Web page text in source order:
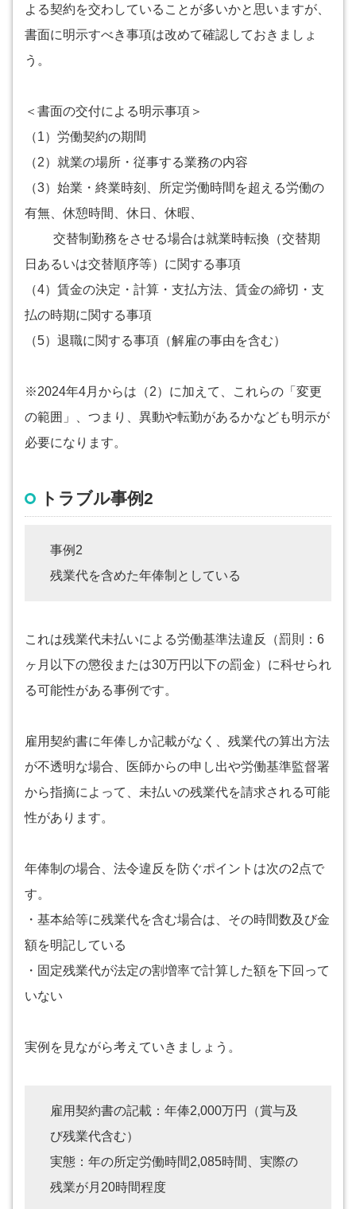
よる契約を交わしていることが多いかと思いますが、
書面に明示すべき事項は改めて確認しておきましょ
う。
＜書面の交付による明示事項＞
（1）労働契約の期間
（2）就業の場所・従事する業務の内容
（3）始業・終業時刻、所定労働時間を超える労働の
有無、休憩時間、休日、休暇、
交替制勤務をさせる場合は就業時転換（交替期
日あるいは交替順序等）に関する事項
（4）賃金の決定・計算・支払方法、賃金の締切・支
払の時期に関する事項
（5）退職に関する事項（解雇の事由を含む）
※2024年4月からは（2）に加えて、これらの「変更
の範囲」、つまり、異動や転勤があるかなども明示が
必要になります。
トラブル事例2
事例2
残業代を含めた年俸制としている
これは残業代未払いによる労働基準法違反（罰則：6
ヶ月以下の懲役または30万円以下の罰金）に科せられ
る可能性がある事例です。
雇用契約書に年俸しか記載がなく、残業代の算出方法
が不透明な場合、医師からの申し出や労働基準監督署
から指摘によって、未払いの残業代を請求される可能
性があります。
年俸制の場合、法令違反を防ぐポイントは次の2点で
す。
・基本給等に残業代を含む場合は、その時間数及び金
額を明記している
・固定残業代が法定の割増率で計算した額を下回って
いない
実例を見ながら考えていきましょう。
雇用契約書の記載：年俸2,000万円（賞与及
び残業代含む）
実態：年の所定労働時間2,085時間、実際の
残業が月20時間程度